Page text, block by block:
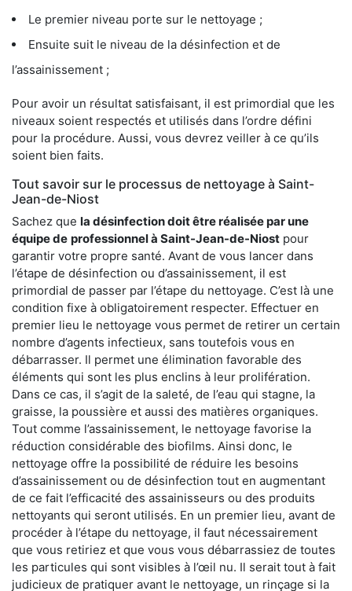
Le premier niveau porte sur le nettoyage ;
Ensuite suit le niveau de la désinfection et de
l’assainissement ;
Pour avoir un résultat satisfaisant, il est primordial que les
niveaux soient respectés et utilisés dans l’ordre défini
pour la procédure. Aussi, vous devrez veiller à ce qu’ils
soient bien faits.
Tout savoir sur le processus de nettoyage à Saint-
Jean-de-Niost
Sachez que la désinfection doit être réalisée par une
équipe de professionnel à Saint-Jean-de-Niost pour
garantir votre propre santé. Avant de vous lancer dans
l’étape de désinfection ou d’assainissement, il est
primordial de passer par l’étape du nettoyage. C’est là une
condition fixe à obligatoirement respecter. Effectuer en
premier lieu le nettoyage vous permet de retirer un certain
nombre d’agents infectieux, sans toutefois vous en
débarrasser. Il permet une élimination favorable des
éléments qui sont les plus enclins à leur prolifération.
Dans ce cas, il s’agit de la saleté, de l’eau qui stagne, la
graisse, la poussière et aussi des matières organiques.
Tout comme l’assainissement, le nettoyage favorise la
réduction considérable des biofilms. Ainsi donc, le
nettoyage offre la possibilité de réduire les besoins
d’assainissement ou de désinfection tout en augmentant
de ce fait l’efficacité des assainisseurs ou des produits
nettoyants qui seront utilisés. En un premier lieu, avant de
procéder à l’étape du nettoyage, il faut nécessairement
que vous retiriez et que vous vous débarrassiez de toutes
les particules qui sont visibles à l’œil nu. Il serait tout à fait
judicieux de pratiquer avant le nettoyage, un rinçage si la